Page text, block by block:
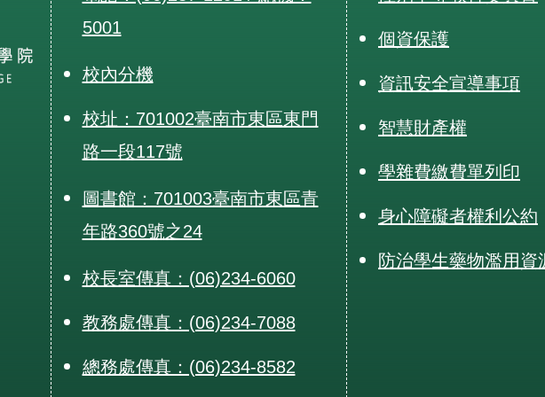
5001
校內分機
校址：701002臺南市東區東門
路一段117號
圖書館：701003臺南市東區青
年路360號之24
校長室傳真：(06)234-6060
教務處傳真：(06)234-7088
總務處傳真：(06)234-8582
個資保護
資訊安全宣導事項
智慧財產權
學雜費繳費單列印
身心障礙者權利公約
防治學生藥物濫用資